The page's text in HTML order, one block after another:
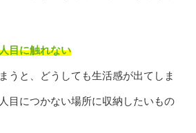
目に触れない
うと、どうしても生活感が出てしま
目につかない場所に収納したいもの